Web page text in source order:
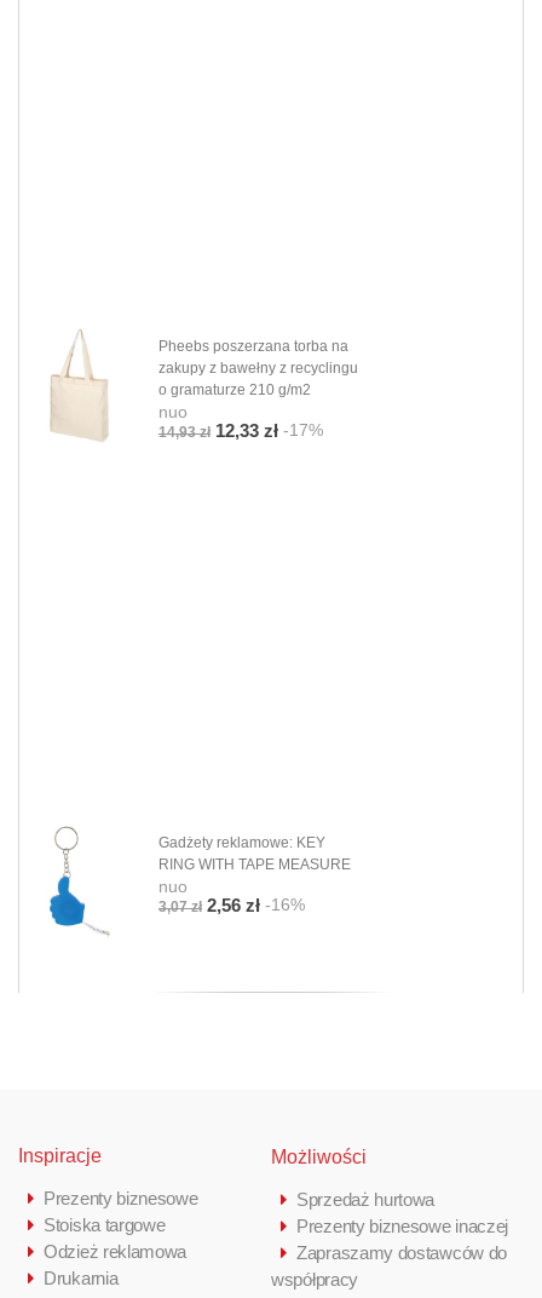
Pheebs poszerzana torba na
zakupy z bawełny z recyclingu
o gramaturze 210 g/m2
nuo
14,93 zł 12,33 zł -17%
Gadżety reklamowe: KEY
RING WITH TAPE MEASURE
nuo
3,07 zł 2,56 zł -16%
Inspiracje
Prezenty biznesowe
Stoiska targowe
Odzież reklamowa
Drukarnia
Możliwości
Sprzedaż hurtowa
Prezenty biznesowe inaczej
Zapraszamy dostawców do
współpracy